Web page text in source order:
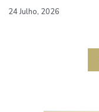
24 Julho, 2026